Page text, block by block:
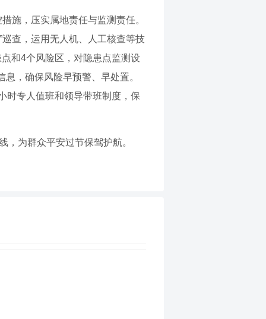
施，压实属地责任与监测责任。
查，运用无人机、人工核查等技
和4个风险区，对隐患点监测设
，确保风险早预警、早处置。
时专人值班和领导带班制度，保
，为群众平安过节保驾护航。